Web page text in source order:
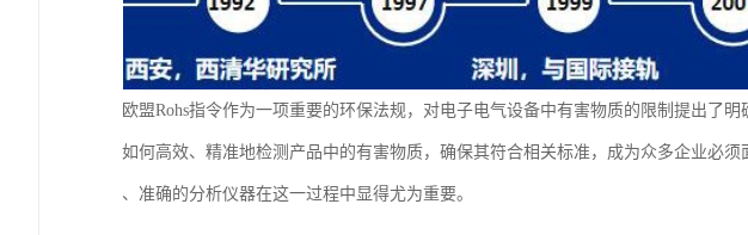
欧盟Rohs指令作为一项重要的环保法规，对电子电气设备中有害物质的限制提出了明
如何高效、精准地检测产品中的有害物质，确保其符合相关标准，成为众多企业必须
、准确的分析仪器在这一过程中显得尤为重要。